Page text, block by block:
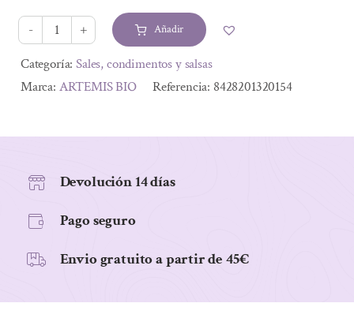
era:
2,40 €.
es:
2,16 €.
JENGIBRE
MOLIDO
BIO
Añadir
Alternative:
Categoría:Sales, condimentos y salsas
Marca: ARTEMIS BIO Referencia: 8428201320154
Devolución 14 días
Pago seguro
Envio gratuito a partir de 45€